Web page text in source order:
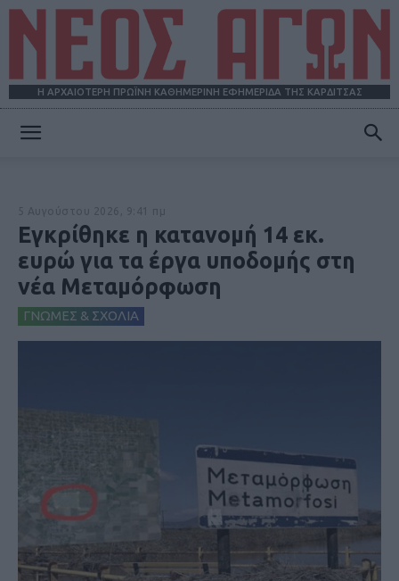
Η ΑΡΧΑΙΟΤΕΡΗ ΠΡΩΪΝΗ ΚΑΘΗΜΕΡΙΝΗ ΕΦΗΜΕΡΙΔΑ ΤΗΣ ΚΑΡΔΙΤΣΑΣ
Εγκρίθηκε η κατανομή 14 εκ.
ευρώ για τα έργα υποδομής στη
νέα Μεταμόρφωση
ΓΝΩΜΕΣ & ΣΧΟΛΙΑ